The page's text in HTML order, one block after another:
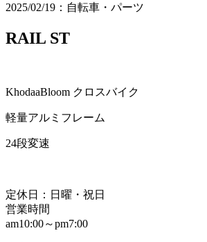
2025/02/19：自転車・パーツ
RAIL ST
KhodaaBloom クロスバイク
軽量アルミフレーム
24段変速
定休日：日曜・祝日
営業時間
am10:00～pm7:00